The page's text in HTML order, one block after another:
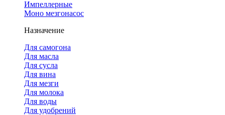
Импеллерные
Моно мезгонасос
Назначение
Для самогона
Для масла
Для сусла
Для вина
Для мезги
Для молока
Для воды
Для удобрений